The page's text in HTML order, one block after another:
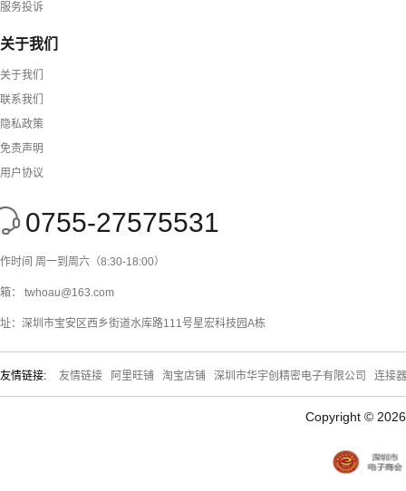
服务投诉
关于我们
关于我们
联系我们
隐私政策
免责声明
用户协议
0755-27575531
时间 周一到周六（8:30-18:00）
： twhoau@163.com
：深圳市宝安区西乡街道水库路111号星宏科技园A栋
友情链接: 友情链接 阿里旺铺 淘宝店铺 深圳市华宇创精密电子有限公司 连接
Copyright ©